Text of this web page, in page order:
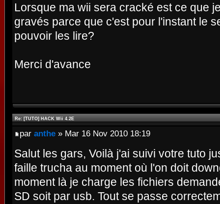
Lorsque ma wii sera cracké est ce que
gravés parce que c'est pour l'instant le
pouvoir les lire?
Merci d'avance
Re: [TUTO] HACK Wii 4.2E
par anthe » Mar 16 Nov 2010 18:19
Salut les gars, Voilà j'ai suivi votre tuto
faille trucha au moment où l'on doit
moment là je charge les fichiers
SD soit par usb. Tout se passe